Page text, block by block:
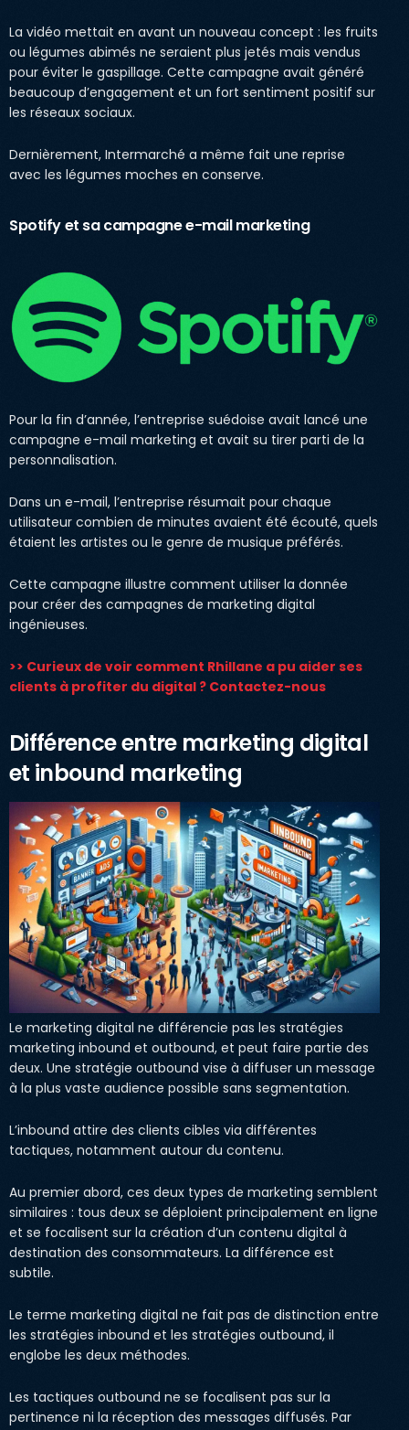
La vidéo mettait en avant un nouveau concept : les fruits
ou légumes abimés ne seraient plus jetés mais vendus
pour éviter le gaspillage. Cette campagne avait généré
beaucoup d’engagement et un fort sentiment positif sur
les réseaux sociaux.
Dernièrement, Intermarché a même fait une reprise
avec les légumes moches en conserve.
Spotify et sa campagne e-mail marketing
Pour la fin d’année, l’entreprise suédoise avait lancé une
campagne e-mail marketing et avait su tirer parti de la
personnalisation.
Dans un e-mail, l’entreprise résumait pour chaque
utilisateur combien de minutes avaient été écouté, quels
étaient les artistes ou le genre de musique préférés.
Cette campagne illustre comment utiliser la donnée
pour créer des campagnes de marketing digital
ingénieuses.
>> Curieux de voir comment Rhillane a pu aider ses
clients à profiter du digital ? Contactez-nous
Différence entre marketing digital
et inbound marketing
Le marketing digital ne différencie pas les stratégies
marketing inbound et outbound, et peut faire partie des
deux. Une stratégie outbound vise à diffuser un message
à la plus vaste audience possible sans segmentation.
L’inbound attire des clients cibles via différentes
tactiques, notamment autour du contenu.
Au premier abord, ces deux types de marketing semblent
similaires : tous deux se déploient principalement en ligne
et se focalisent sur la création d’un contenu digital à
destination des consommateurs. La différence est
subtile.
Le terme marketing digital ne fait pas de distinction entre
les stratégies inbound et les stratégies outbound, il
englobe les deux méthodes.
Les tactiques outbound ne se focalisent pas sur la
pertinence ni la réception des messages diffusés. Par